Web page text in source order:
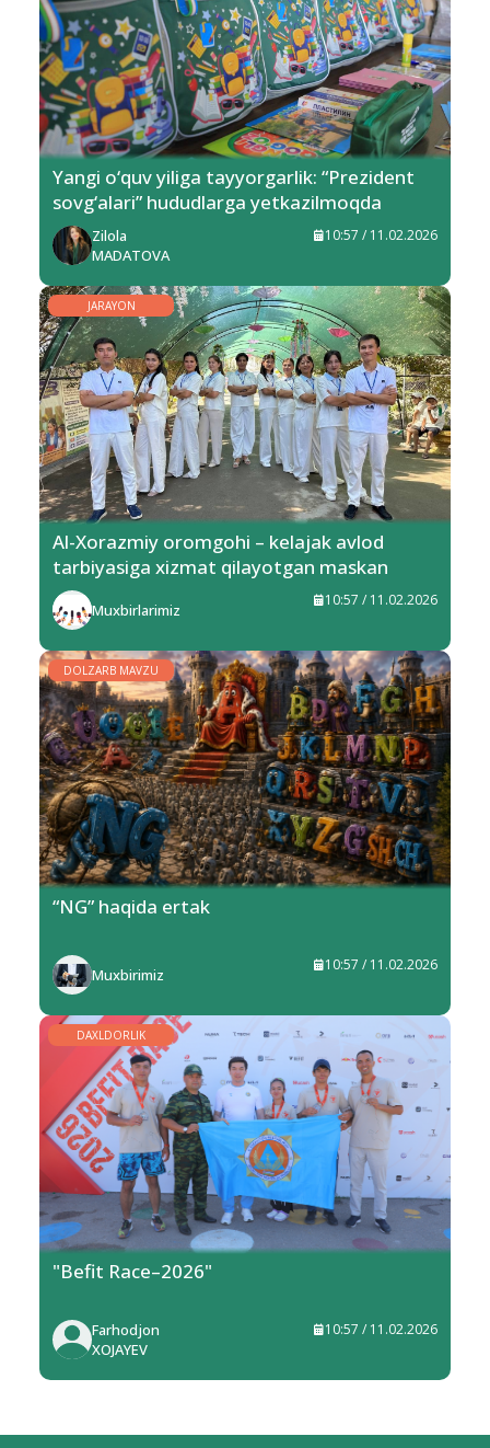
Yangi o‘quv yiliga tayyorgarlik: “Prezident
sovg‘alari” hududlarga yetkazilmoqda
Zilola
MADATOVA
10:57 / 11.02.2026
JARAYON
Al-Xorazmiy oromgohi – kelajak avlod
tarbiyasiga xizmat qilayotgan maskan
Muxbirlarimiz
10:57 / 11.02.2026
DOLZARB MAVZU
“NG” haqida ertak
Muxbirimiz
10:57 / 11.02.2026
DAXLDORLIK
"Befit Race–2026"
Farhodjon
XOJAYEV
10:57 / 11.02.2026